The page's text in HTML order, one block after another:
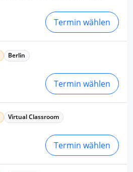
Termin wählen
Berlin
Termin wählen
Virtual Classroom
Termin wählen